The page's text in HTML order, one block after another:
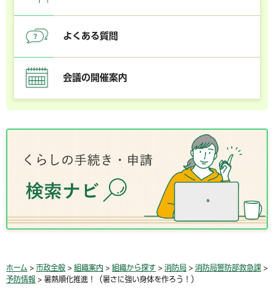
よくある質問
会議の開催案内
ホーム > 市政全般 > 組織案内 > 組織から探す > 消防局 > 消防局警防部救急課 >
予防情報 > 暑熱順化推進！（暑さに強い身体を作ろう！）